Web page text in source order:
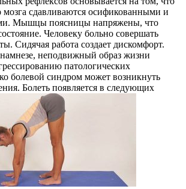
сдавливаются осификованными и
Мышцы поясницы напряжены, что
Человеку больно совершать
Сидячая работа создает дискомфорт.
неподвижный образ жизни
патологических
болевой синдром может возникнуть
Болеть появляется в следующих